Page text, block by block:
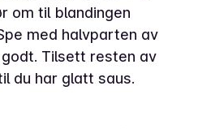
om til blandingen
med halvparten av
Tilsett resten av
du har glatt saus.